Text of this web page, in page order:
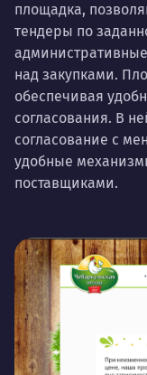
площадка,
тендеры по
над закупками.
обеспечивая
согласования. В
согласование с
удобные
поставщиками.